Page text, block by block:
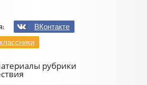
ВКонтакте
рубрики